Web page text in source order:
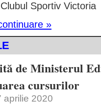
Sportiv Victoria
»
de Ministerul
cursurilor
aprilie 2020